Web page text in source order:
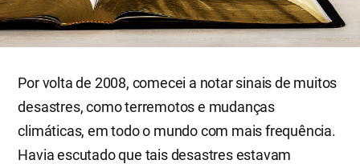
Por volta de 2008, comecei a notar sinais de muitos
desastres, como terremotos e mudanças
climáticas, em todo o mundo com mais frequência.
Havia escutado que tais desastres estavam